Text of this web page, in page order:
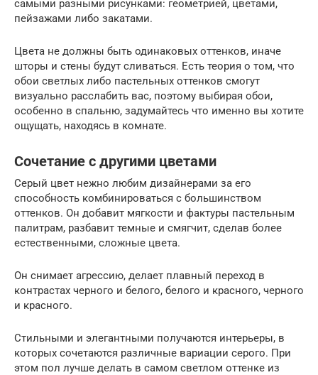
самыми разными рисунками: геометрией, цветами,
пейзажами либо закатами.
Цвета не должны быть одинаковых оттенков, иначе
шторы и стены будут сливаться. Есть теория о том, что
обои светлых либо пастельных оттенков смогут
визуально расслабить вас, поэтому выбирая обои,
особенно в спальню, задумайтесь что именно вы хотите
ощущать, находясь в комнате.
Сочетание с другими цветами
Серый цвет нежно любим дизайнерами за его
способность комбинироваться с большинством
оттенков. Он добавит мягкости и фактуры пастельным
палитрам, разбавит темные и смягчит, сделав более
естественными, сложные цвета.
Он снимает агрессию, делает плавный переход в
контрастах черного и белого, белого и красного, черного
и красного.
Стильными и элегантными получаются интерьеры, в
которых сочетаются различные вариации серого. При
этом пол лучше делать в самом светлом оттенке из